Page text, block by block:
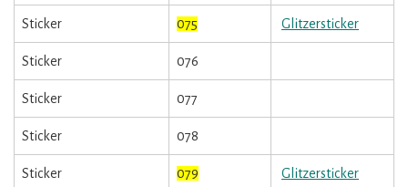
Sticker 075 Glitzersticker
Sticker 076
Sticker 077
Sticker 078
Sticker 079 Glitzersticker